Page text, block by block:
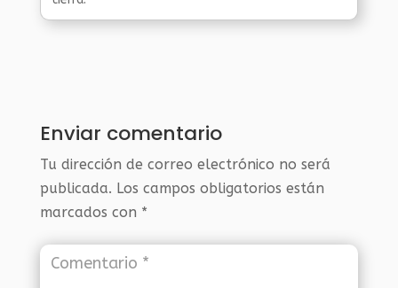
Enviar comentario
Tu dirección de correo electrónico no será
publicada. Los campos obligatorios están
marcados con *